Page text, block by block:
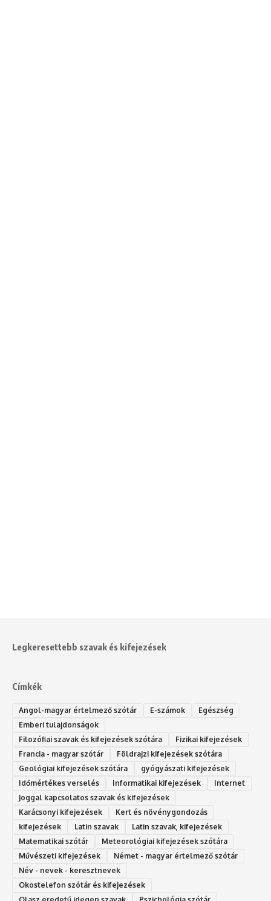
Legkeresettebb szavak és kifejezések
Címkék
Angol-magyar értelmező szótár E-számok
Egészség
Emberi tulajdonságok
Filozófiai szavak és kifejezések szótára
Fizikai kifejezések
Francia - magyar szótár
Földrajzi kifejezések szótára
Geológiai kifejezések szótára
gyógyászati kifejezések
Időmértékes verselés
Informatikai kifejezések
Internet
Joggal kapcsolatos szavak és kifejezések
Karácsonyi kifejezések
Kert és növénygondozás
kifejezések
Latin szavak
Latin szavak, kifejezések
Matematikai szótár
Meteorológiai kifejezések szótára
Művészeti kifejezések
Német - magyar értelmező szótár
Név - nevek - keresztnevek
Okostelefon szótár és kifejezések